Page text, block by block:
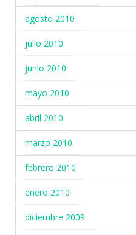
agosto 2010
julio 2010
junio 2010
mayo 2010
abril 2010
marzo 2010
febrero 2010
enero 2010
diciembre 2009